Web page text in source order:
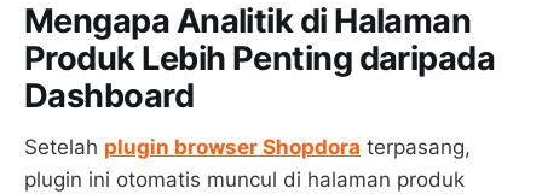
Mengapa Analitik di Halaman
Produk Lebih Penting daripada
Dashboard
Setelah plugin browser Shopdora terpasang,
plugin ini otomatis muncul di halaman produk